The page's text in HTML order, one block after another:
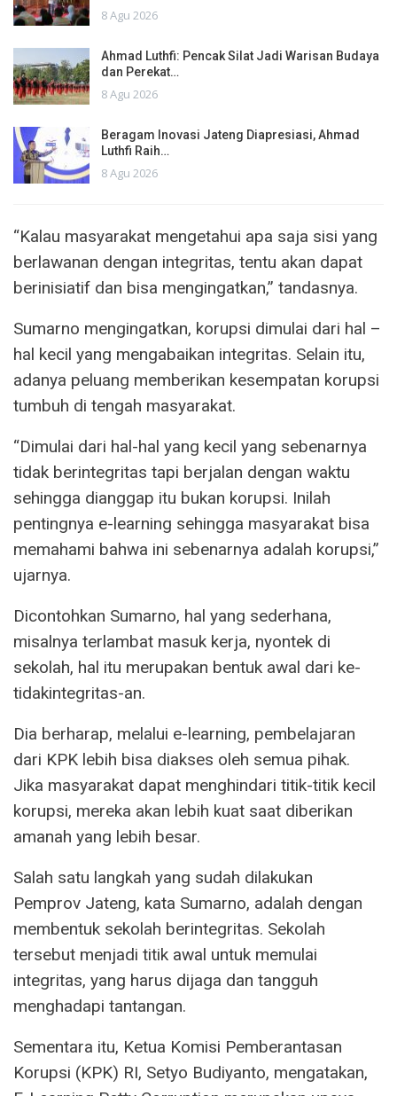
8 Agu 2026
Ahmad Luthfi: Pencak Silat Jadi Warisan Budaya
dan Perekat…
8 Agu 2026
Beragam Inovasi Jateng Diapresiasi, Ahmad
Luthfi Raih…
8 Agu 2026
“Kalau masyarakat mengetahui apa saja sisi yang
berlawanan dengan integritas, tentu akan dapat
berinisiatif dan bisa mengingatkan,” tandasnya.
Sumarno mengingatkan, korupsi dimulai dari hal –
hal kecil yang mengabaikan integritas. Selain itu,
adanya peluang memberikan kesempatan korupsi
tumbuh di tengah masyarakat.
“Dimulai dari hal-hal yang kecil yang sebenarnya
tidak berintegritas tapi berjalan dengan waktu
sehingga dianggap itu bukan korupsi. Inilah
pentingnya e-learning sehingga masyarakat bisa
memahami bahwa ini sebenarnya adalah korupsi,”
ujarnya.
Dicontohkan Sumarno, hal yang sederhana,
misalnya terlambat masuk kerja, nyontek di
sekolah, hal itu merupakan bentuk awal dari ke-
tidakintegritas-an.
Dia berharap, melalui e-learning, pembelajaran
dari KPK lebih bisa diakses oleh semua pihak.
Jika masyarakat dapat menghindari titik-titik kecil
korupsi, mereka akan lebih kuat saat diberikan
amanah yang lebih besar.
Salah satu langkah yang sudah dilakukan
Pemprov Jateng, kata Sumarno, adalah dengan
membentuk sekolah berintegritas. Sekolah
tersebut menjadi titik awal untuk memulai
integritas, yang harus dijaga dan tangguh
menghadapi tantangan.
Sementara itu, Ketua Komisi Pemberantasan
Korupsi (KPK) RI, Setyo Budiyanto, mengatakan,